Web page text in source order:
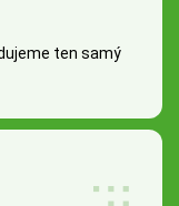
ten samý